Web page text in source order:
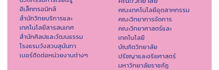
อิเล็กทรอนิกส์
สำนักวิทยบริการและ
เทคโนโลยีสารสนเทศ
สำนักศิลปและวัฒนธรรม
โรงแรมวังสวนสุนันทา
เบอร์ติดต่อหน่วยงานต่างๆ
คณะเทคโนโลยีอุตสาหกรรม
คณะวิทยาการจัดการ
คณะวิทยาศาสตร์และ
เทคโนโลยี
บัณฑิตวิทยาลัย
ปรัชญาและจริยศาสตร์
มหาวิทยาลัยราชภัฏ